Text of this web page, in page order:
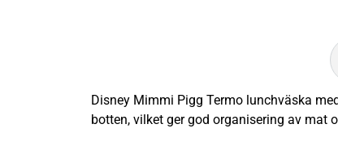
Disney Mimmi Pigg Termo lunchväska
botten, vilket ger god organisering av mat